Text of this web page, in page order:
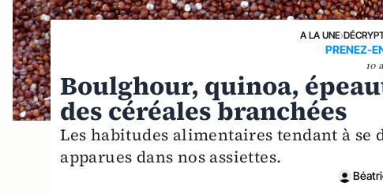
A LA UNE›
PRENEZ-
10
Boulghour, quinoa,
des céréales branchées
Les habitudes alimentaires tendant à
apparues dans nos assiettes.